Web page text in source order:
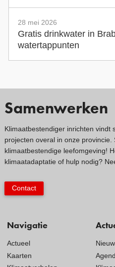
28 mei 2026
Gratis drinkwater in
watertappunten
Navigatie
Actueel
Kaarten
Samenwerken
Klimaatbestendiger inrichten vindt
projecten overal in onze
klimaatbestendige leefomgeving!
klimaatadaptatie of hulp nodig?
Contact